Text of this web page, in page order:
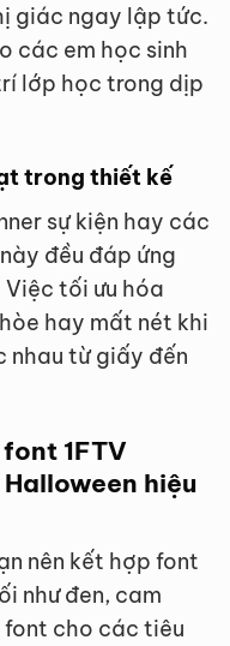
giác ngay lập tức.
các em học sinh
lớp học trong dịp
trong thiết kế
sự kiện hay các
đều đáp ứng
tối ưu hóa
hay mất nét khi
nhau từ giấy đến
1FTV
hiệu
nên kết hợp font
như đen, cam
font cho các tiêu